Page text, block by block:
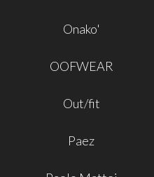
Onako'
OOFWEAR
Out/fit
Paez